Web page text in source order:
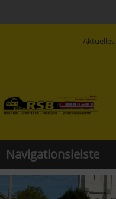
Aktuelles
Navigationsleiste